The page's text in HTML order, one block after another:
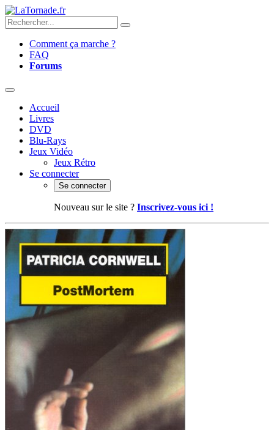
Comment ça marche ?
FAQ
Forums
Accueil
Livres
DVD
Blu-Rays
Jeux Vidéo
Jeux Rétro
Se connecter
Se connecter
Nouveau sur le site ? Inscrivez-vous ici !